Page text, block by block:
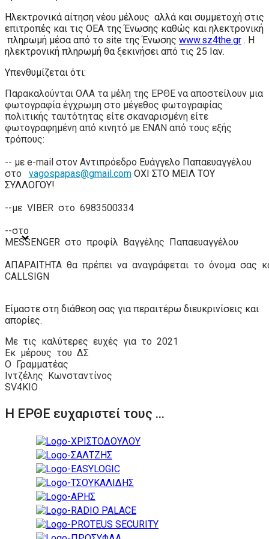
Ηλεκτρονικά αίτηση νέου μέλους αλλά και συμμετοχή στις
επιτροπές και τις ΟΕΑ της Ένωσης καθώς και ηλεκτρονική
πληρωμή μέσα από το site της Ένωσης www.sz4the.gr . Η
ηλεκτρονική πληρωμή θα ξεκινήσει από τις 25 Ιαν.
Υπενθυμίζεται ότι:
Παρακαλούνται ΟΛΑ τα μέλη της ΕΡΘΕ να αποστείλουν μια
φωτογραφία έγχρωμη στο μέγεθος φωτογραφίας
πολιτικής ταυτότητας είτε σκαναρισμένη είτε
φωτογραφημένη από κινητό με ΕΝΑΝ από τους εξής
τρόπους:
-- με e-mail στον Αντιπρόεδρο Ευάγγελο Παπαευαγγέλου
στο
vagospapas@gmail.com ΟΧΙ ΣΤΟ ΜΕΙΛ ΤΟΥ
ΣΥΛΛΟΓΟΥ!
--με VIBER στο 6983500334
--στο
MESSENGER στο προφίλ Βαγγέλης Παπαευαγγέλου
ΑΠΑΡΑΙΤΗΤΑ θα πρέπει να αναγράφεται το όνομα σας
CALLSIGN
Είμαστε στη διάθεση σας για περαιτέρω διευκρινίσεις και
απορίες.
Με τις καλύτερες ευχές για το 2021
Εκ μέρους του ΔΣ
Ο Γραμματέας
Ιντζέλης Κωνσταντίνος
SV4KIO
Η ΕΡΘΕ ευχαριστεί τους ...